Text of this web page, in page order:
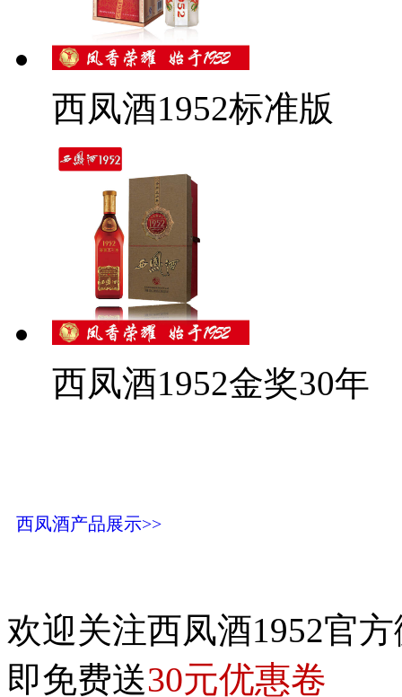
西凤酒1952标准版
西凤酒1952金奖30年
西凤酒产品展示>>
欢迎关注西凤酒1952官
即免费送30元优惠卷